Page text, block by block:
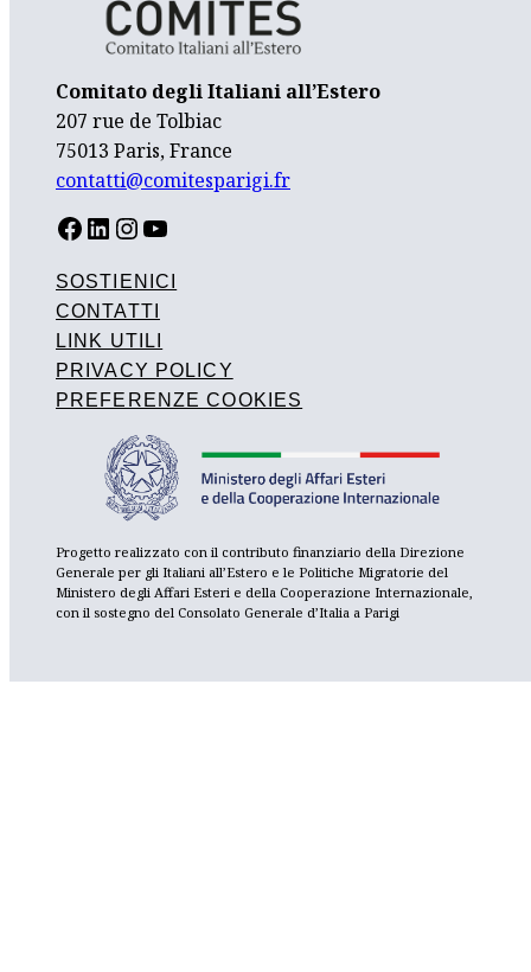
Comitato degli Italiani all’Estero
207 rue de Tolbiac
75013 Paris, France
contatti@comitesparigi.fr
FACEBOOK LINKEDIN INSTAGRAM YOUTUBE
SOSTIENICI
CONTATTI
LINK UTILI
PRIVACY POLICY
PREFERENZE COOKIES
Progetto realizzato con il contributo finanziario della Direzione
Generale per gli Italiani all’Estero e le Politiche Migratorie del
Ministero degli Affari Esteri e della Cooperazione Internazionale,
con il sostegno del Consolato Generale d’Italia a Parigi